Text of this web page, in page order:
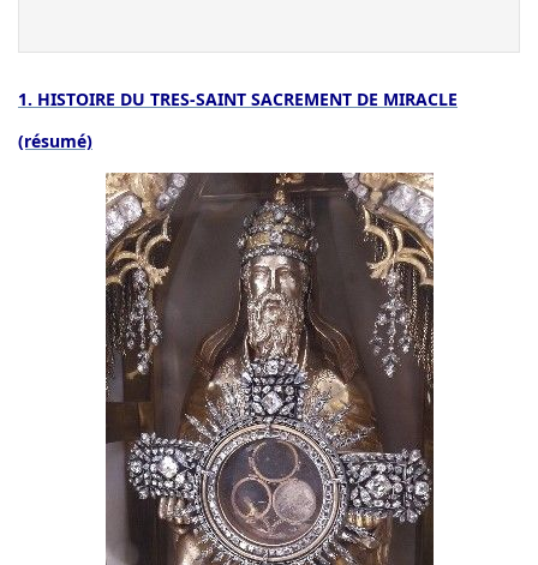
1. HISTOIRE DU TRES-SAINT SACREMENT DE MIRACLE
(résumé)